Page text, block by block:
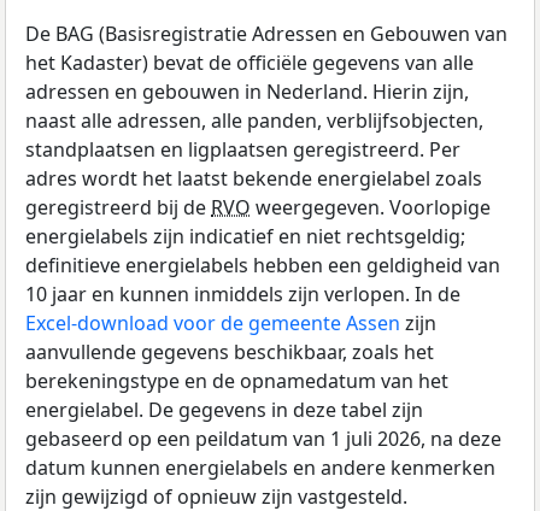
De BAG (Basisregistratie Adressen en Gebouwen van
het Kadaster) bevat de officiële gegevens van alle
adressen en gebouwen in Nederland. Hierin zijn,
naast alle adressen, alle panden, verblijfsobjecten,
standplaatsen en ligplaatsen geregistreerd. Per
adres wordt het laatst bekende energielabel zoals
geregistreerd bij de RVO weergegeven. Voorlopige
energielabels zijn indicatief en niet rechtsgeldig;
definitieve energielabels hebben een geldigheid van
10 jaar en kunnen inmiddels zijn verlopen. In de
Excel-download voor de gemeente Assen zijn
aanvullende gegevens beschikbaar, zoals het
berekeningstype en de opnamedatum van het
energielabel. De gegevens in deze tabel zijn
gebaseerd op een peildatum van 1 juli 2026, na deze
datum kunnen energielabels en andere kenmerken
zijn gewijzigd of opnieuw zijn vastgesteld.